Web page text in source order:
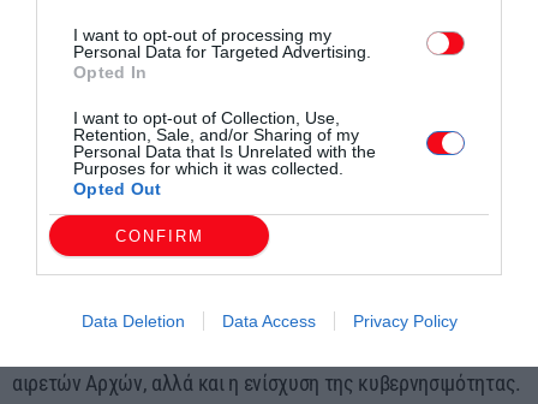
I want to opt-out of processing my
Personal Data for Targeted Advertising.
Opted In
I want to opt-out of Collection, Use,
Retention, Sale, and/or Sharing of my
Personal Data that Is Unrelated with the
Purposes for which it was collected.
Opted Out
CONFIRM
Data Deletion Data Access Privacy Policy
Ο νέος κώδικας βασίστηκε και σε συγκριτική μελέτη των
ευρωπαϊκών πρακτικών. Όπως προκύπτει, στις
με έμμεσο τρόπο ή με σύστημα ενός γύρου. Η μοναδική χώρα
που διατηρεί παρόμοιο σύστημα δύο γύρων με άμεση εκλογή
δημάρχου και απλή αναλογική στο ίδιο ψηφοδέλτιο είναι η
Ιταλία. Στην Ελλάδα, η εμπειρία του 2019 έδειξε ότι το
μοντέλο αυτό γεννούσε προβλήματα, καθώς δημιουργούνταν
δημάρχους χωρίς επαρκή πλειοψηφία. Με το νέο σύστημα
αιρετών Αρχών, αλλά και η ενίσχυση της κυβερνησιμότητας.